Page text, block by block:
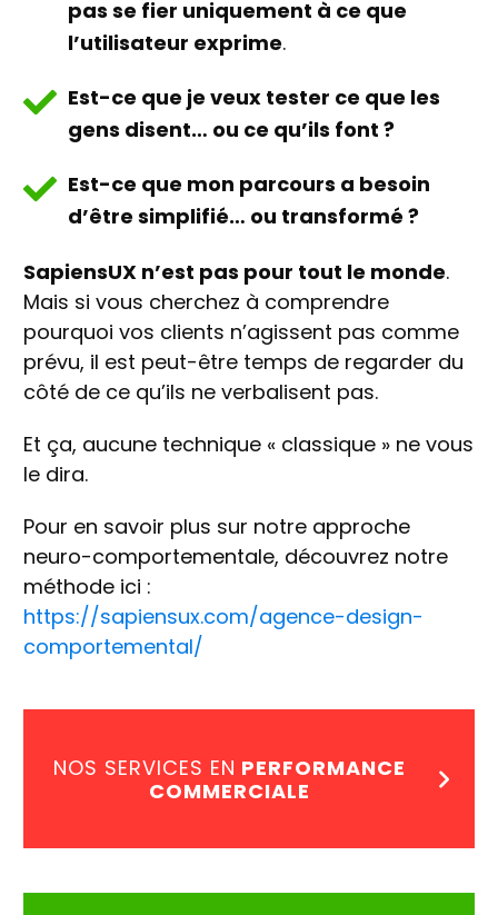
pas se fier uniquement à ce que
l’utilisateur exprime.
Est-ce que je veux tester ce que les
gens disent… ou ce qu’ils font ?
Est-ce que mon parcours a besoin
d’être simplifié… ou transformé ?
SapiensUX n’est pas pour tout le monde.
Mais si vous cherchez à comprendre
pourquoi vos clients n’agissent pas comme
prévu, il est peut-être temps de regarder du
côté de ce qu’ils ne verbalisent pas.
Et ça, aucune technique « classique » ne vous
le dira.
Pour en savoir plus sur notre approche
neuro-comportementale, découvrez notre
méthode ici :
https://sapiensux.com/agence-design-
comportemental/
NOS SERVICES EN PERFORMANCE
COMMERCIALE